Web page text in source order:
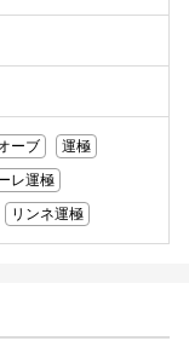
ーブ
運極
レ運極
リンネ運極